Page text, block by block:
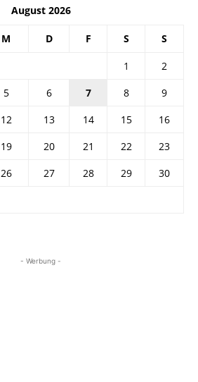
August 2026
M D F S S
1
2
5 6 7 8
9
12 13 14 15
16
19 20 21 22
23
26 27 28 29
30
- Werbung -